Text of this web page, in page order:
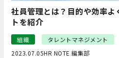
社員管理とは？目的や効率
トを紹介
組織
タレントマネジメント
2023.07.05HR NOTE 編集部